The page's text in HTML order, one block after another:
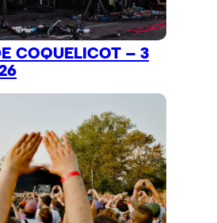
COQUELICOT – 3